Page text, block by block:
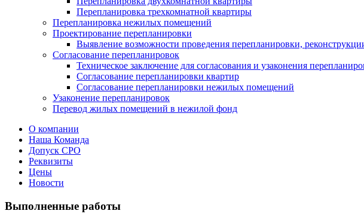
Перепланировка трехкомнатной квартиры
Перепланировка нежилых помещений
Проектирование перепланировки
Выявление возможности проведения перепланировки,
Согласование перепланировок
Техническое заключение для согласования и узаконения
Согласование перепланировки квартир
Согласование перепланировки нежилых помещений
Узаконение перепланировок
Перевод жилых помещений в нежилой фонд
О компании
Наша Команда
Допуск СРО
Реквизиты
Цены
Новости
Выполненные работы